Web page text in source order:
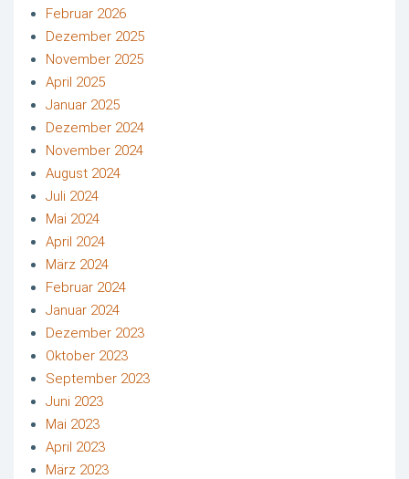
Februar 2026
Dezember 2025
November 2025
April 2025
Januar 2025
Dezember 2024
November 2024
August 2024
Juli 2024
Mai 2024
April 2024
März 2024
Februar 2024
Januar 2024
Dezember 2023
Oktober 2023
September 2023
Juni 2023
Mai 2023
April 2023
März 2023